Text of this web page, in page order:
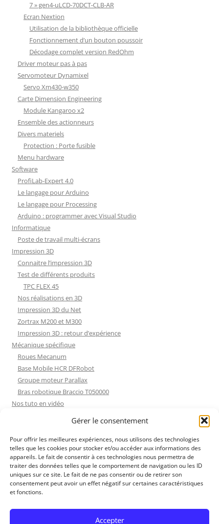
Gérer le consentement
Pour offrir les meilleures expériences, nous utilisons des technologies
telles que les cookies pour stocker et/ou accéder aux informations des
appareils. Le fait de consentir à ces technologies nous permettra de
traiter des données telles que le comportement de navigation ou les ID
uniques sur ce site. Le fait de ne pas consentir ou de retirer son
consentement peut avoir un effet négatif sur certaines caractéristiques
et fonctions.
Accepter
7 » gen4-uLCD-70DCT-CLB-AR
Ecran Nextion
Utilisation de la bibliothèque officielle
Fonctionnement d’un bouton poussoir
Décodage complet version RedOhm
Driver moteur pas à pas
Servomoteur Dynamixel
Servo Xm430-w350
Carte Dimension Engineering
Module Kangaroo x2
Ensemble des actionneurs
Divers materiels
Protection : Porte fusible
Menu hardware
Software
ProfiLab-Expert 4.0
Le langage pour Arduino
Le langage pour Processing
Arduino : programmer avec Visual Studio
Informatique
Poste de travail multi-écrans
Impression 3D
Connaitre l’impression 3D
Test de différents produits
TPC FLEX 45
Nos réalisations en 3D
Impression 3D du Net
Zortrax M200 et M300
Impression 3D : retour d’expérience
Mécanique spécifique
Roues Mecanum
Base Mobile HCR DFRobot
Groupe moteur Parallax
Bras robotique Braccio T050000
Nos tuto en vidéo
Les Moteurs Pas à Pas
Projets Processing
Amélioration de l’habitat
Tir sportif
Fichiers dessin
Fichiers dessin
Contact et mentions légales